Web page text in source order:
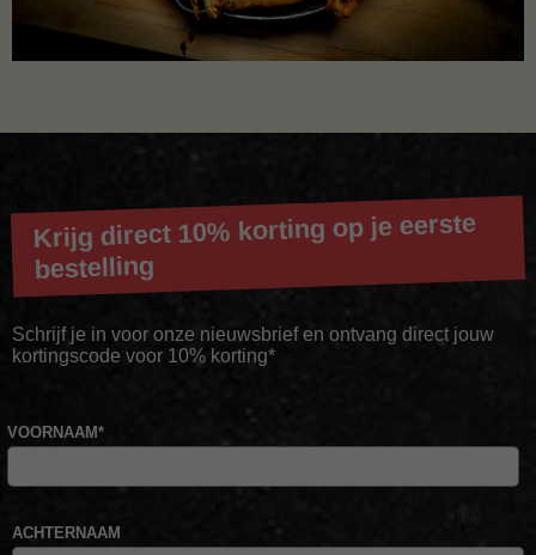
Krijg direct 10% korting op je eerste
bestelling
Schrijf je in voor onze nieuwsbrief en ontvang direct jouw
kortingscode voor 10% korting*
VOORNAAM*
ACHTERNAAM